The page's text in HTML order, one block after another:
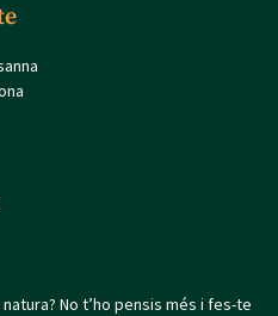
No t’ho pensis més i fes-te